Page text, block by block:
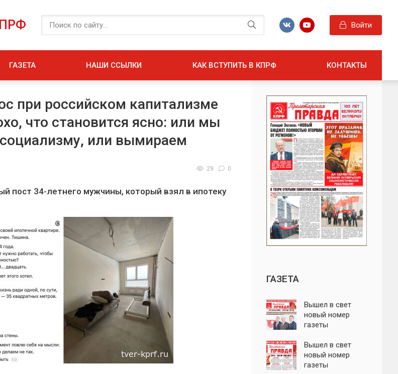
Войти
ГАЗЕТА НАШИ ССЫЛКИ КАК ВСТУПИТЬ В КПРФ КОНТАКТЫ
при российском капитализме
что становится ясно: или мы
или вымираем
29 0
пост 34-летнего мужчины, который взял в ипотеку
ГАЗЕТА
Вышел в свет
новый номер
газеты
правда"
Вышел в свет
новый номер
газеты